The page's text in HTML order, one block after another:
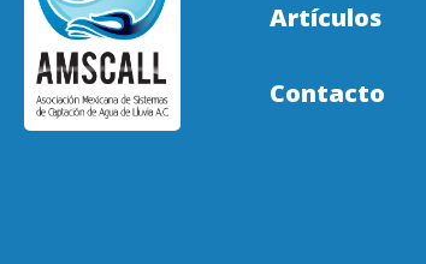
Artículos
Contacto